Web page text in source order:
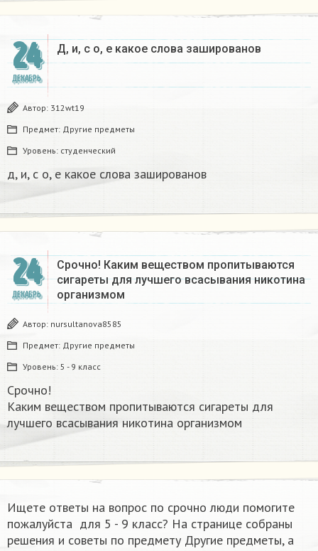
24
ДЕКАБРЬ
Д, и, с о, е какое слова зашированов
Автор: 312wt19
Предмет: Другие предметы
Уровень: студенческий
д, и, с о, е какое слова зашированов
24
ДЕКАБРЬ
Срочно! Каким веществом пропитываются
сигареты для лучшего всасывания никотина
организмом​
Автор: nursultanova8585
Предмет: Другие предметы
Уровень: 5 - 9 класс
Срочно!
Каким веществом пропитываются сигареты для
лучшего всасывания никотина организмом​
Ищете ответы на вопрос по срочно люди помогите
пожалуйста ​ для 5 - 9 класс? На странице собраны
решения и советы по предмету Другие предметы, а